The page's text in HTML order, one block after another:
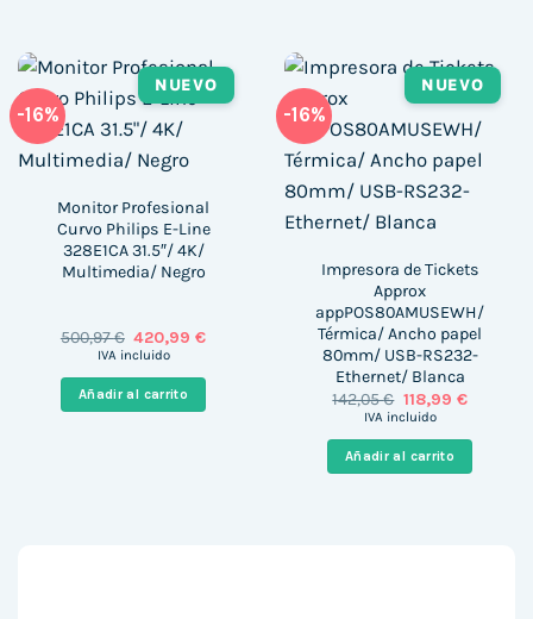
-16%
NUEVO
Monitor Profesional
Curvo Philips E-Line
328E1CA 31.5″/ 4K/
Multimedia/ Negro
500,97€ El
precio
era:
500,97 €.
420,99€El
es:
IVA incluido
Añadir al carrito
-16%
NUEVO
Impresora de Tickets
Approx
appPOS80AMUSEWH/
Térmica/ Ancho papel
80mm/ USB-RS232-
Ethernet/ Blanca
142,05€ El
precio
era:
142,05 €.
118,99 €El
es:
IVA incluido
Añadir al carrito